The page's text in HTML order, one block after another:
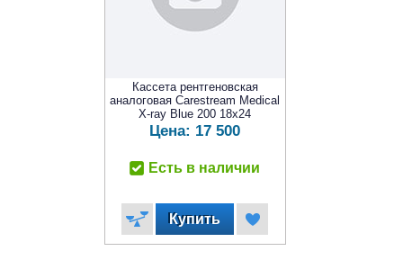
Кассета рентгеновская
аналоговая Carestream Medical
X-ray Blue 200 18x24
Цена: 17 500
Есть в наличии